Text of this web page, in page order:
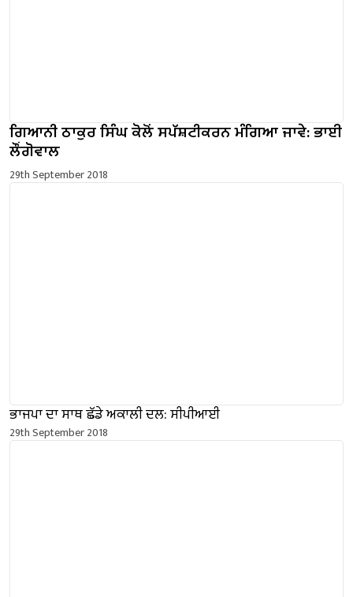
ਗਿਆਨੀ ਠਾਕੁਰ ਸਿੰਘ ਕੋਲੋਂ ਸਪੱਸ਼ਟੀਕਰਨ ਮੰਗਿਆ ਜਾਵੇ: ਭਾਈ
ਲੌਂਗੋਵਾਲ
29th September 2018
ਭਾਜਪਾ ਦਾ ਸਾਥ ਛੱਡੇ ਅਕਾਲੀ ਦਲ: ਸੀਪੀਆਈ
29th September 2018